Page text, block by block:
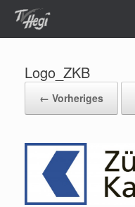
Logo_ZKB
← Vorheriges